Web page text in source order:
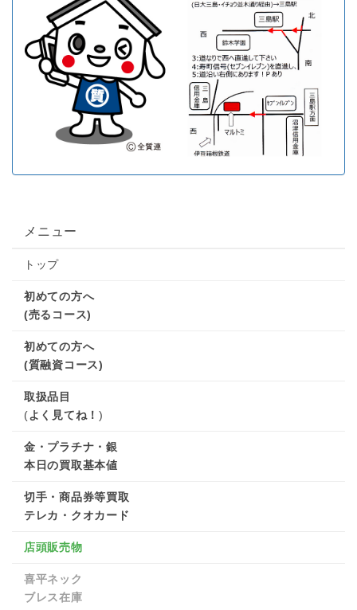
メニュー
トップ
初めての方へ
(売るコース)
初めての方へ
(質融資コース)
取扱品目
(よく見てね！ )
金・プラチナ・銀
本日の買取基本値
切手・商品券等買取
テレカ・クオカード
店頭販売物
喜平ネック
ブレス在庫